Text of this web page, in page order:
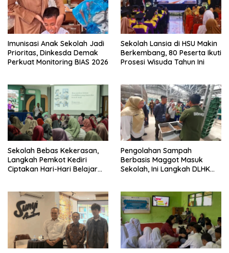
Imunisasi Anak Sekolah Jadi
Prioritas, Dinkesda Demak
Perkuat Monitoring BIAS 2026
Sekolah Lansia di HSU Makin
Berkembang, 80 Peserta Ikuti
Prosesi Wisuda Tahun Ini
Sekolah Bebas Kekerasan,
Langkah Pemkot Kediri
Ciptakan Hari-Hari Belajar
Pengolahan Sampah
Berbasis Maggot Masuk
Sekolah, Ini Langkah DLHK